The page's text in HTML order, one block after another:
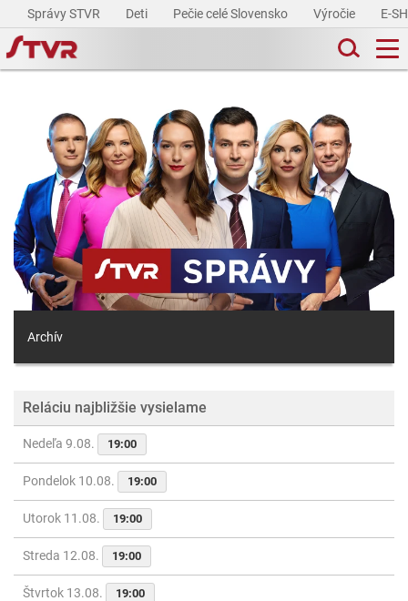
Správy STVR Deti Pečie celé Slovensko Výročie E-
Archív
Reláciu najbližšie vysielame
Nedeľa 9.08. 19:00
Pondelok 10.08. 19:00
Utorok 11.08. 19:00
Streda 12.08. 19:00
Štvrtok 13.08. 19:00